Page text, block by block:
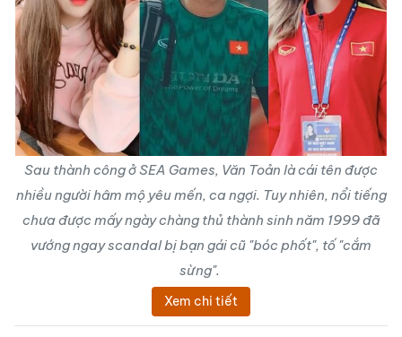
Sau thành công ở SEA Games, Văn Toản là cái tên được
nhiều người hâm mộ yêu mến, ca ngợi. Tuy nhiên, nổi tiếng
chưa được mấy ngày chàng thủ thành sinh năm 1999 đã
vướng ngay scandal bị bạn gái cũ "bóc phốt", tố "cắm
sừng".
Xem chi tiết